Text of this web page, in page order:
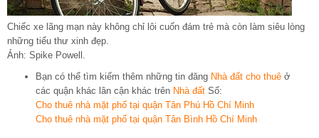
Chiếc xe lãng mạn này không chỉ lôi cuốn đám trẻ mà còn làm siêu lòng
những tiểu thư xinh đẹp.
Ảnh: Spike Powell.
Bạn có thể tìm kiếm thêm những tin đăng Nhà đất cho thuê ở
các quận khác lân cận khác trên Nhà đất Số:
Cho thuê nhà mặt phố tại quận Tân Phú Hồ Chí Minh
Cho thuê nhà mặt phố tại quận Tân Bình Hồ Chí Minh